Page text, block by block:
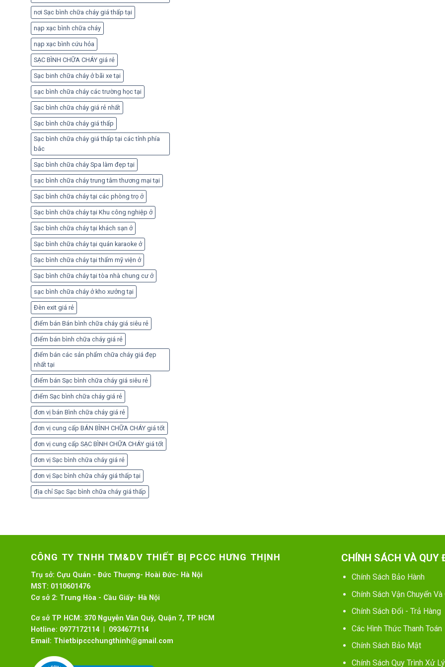
nơi Sạc bình chữa cháy giá thấp tại
nạp xạc bình chữa cháy
nạp xạc bình cứu hỏa
SẠC BÌNH CHỮA CHÁY giá rẻ
Sạc binh chữa cháy ở bãi xe tại
sạc bình chữa cháy các trường học tại
Sạc bình chữa cháy giá rẻ nhất
Sạc bình chữa cháy giá thấp
Sạc bình chữa cháy giá thấp tại các tỉnh phía
bắc
Sạc bình chữa cháy Spa làm đẹp tại
sạc bình chữa cháy trung tâm thương mại tại
Sạc bình chữa cháy tại các phòng trọ ở
Sạc bình chữa cháy tại Khu công nghiệp ở
Sạc bình chữa cháy tại khách sạn ở
Sạc bình chữa cháy tại quán karaoke ở
Sạc bình chữa cháy tại thẩm mỹ viện ở
Sạc bình chữa cháy tại tòa nhà chung cư ở
sạc bình chữa cháy ở kho xưởng tại
Đèn exit giá rẻ
điểm bán Bán bình chữa cháy giá siêu rẻ
điểm bán bình chữa cháy giá rẻ
điểm bán các sản phẩm chữa cháy giá đẹp
nhất tại
điểm bán Sạc bình chữa cháy giá siêu rẻ
điểm Sạc bình chữa cháy giá rẻ
đơn vị bán Bình chữa cháy giá rẻ
đơn vị cung cấp BÁN BÌNH CHỮA CHÁY giá tốt
đơn vị cung cấp SẠC BÌNH CHỮA CHÁY giá tốt
đơn vị Sạc bình chữa cháy giá rẻ
đơn vị Sạc bình chữa cháy giá thấp tại
địa chỉ Sạc Sạc bình chữa cháy giá thấp
CÔNG TY TNHH TM&DV THIẾT BỊ PCCC HƯNG THỊNH
Trụ sở: Cựu Quán - Đức Thượng- Hoài Đức- Hà Nội
MST: 0110601476
Cơ sở 2: Trung Hòa - Cầu Giấy- Hà Nội
Cơ sở TP HCM: 370 Nguyễn Văn Quỳ, Quận 7, TP HCM
Hotline: 0977172114 | 0934677114
Email: Thietbipccchungthinh@gmail.com
CHÍNH SÁCH VÀ QUY
Chính Sách Bảo Hành
Chính Sách Vận Chuyển Và
Chính Sách Đổi - Trả Hàng
Các Hình Thức Thanh Toán
Chính Sách Bảo Mật
Chính Sách Quy Trình Xử